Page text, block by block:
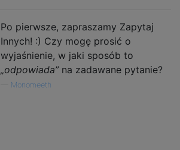
Po pierwsze, zapraszamy Zapytaj
Innych! :) Czy mogę prosić o
wyjaśnienie, w jaki sposób to
„odpowiada”na zadawane pytanie?
Monomeeth